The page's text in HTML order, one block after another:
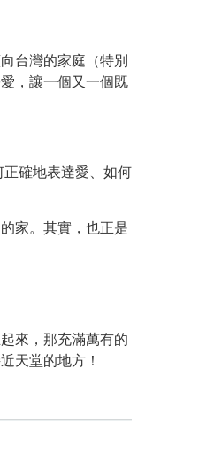
台灣的家庭（特別
，讓一個又一個既
確地表達愛、如何
家。其實，也正是
來，那充滿萬有的
天堂的地方！